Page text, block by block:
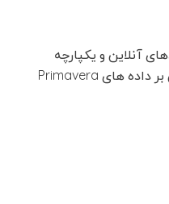
آنلاین و یکپارچه
(برنامه ای و واقعی) مبتنی بر داده های Primavera